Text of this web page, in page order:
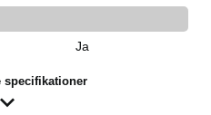
Ja
specifikationer